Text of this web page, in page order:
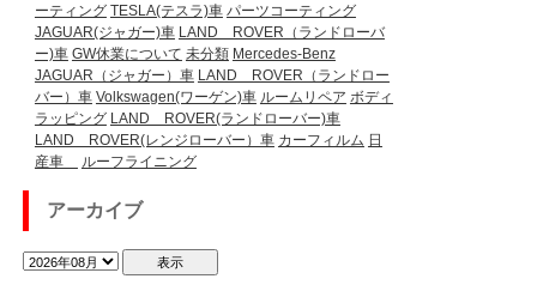
ーティング TESLA(テスラ)車 パーツコーティング
JAGUAR(ジャガー)車 LAND ROVER（ランドローバ
ー)車 GW休業について 未分類 Mercedes-Benz
JAGUAR（ジャガー）車 LAND ROVER（ランドロー
バー）車 Volkswagen(ワーゲン)車 ルームリペア ボディ
ラッピング LAND ROVER(ランドローバー)車
LAND ROVER(レンジローバー）車 カーフィルム 日
産車
ルーフライニング
アーカイブ